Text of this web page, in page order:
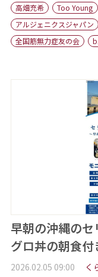
出版物
会社概要
高畑充希 Too Young
アルジェニクスジャパン
全国筋無力症友の会
早朝の沖縄の
グロ丼の朝食
2026.02.05 09:00 く